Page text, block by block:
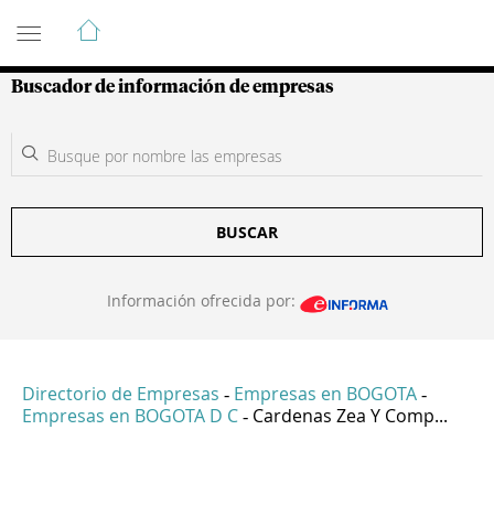
Guía de Empresas Colombianas
Buscador de información de empresas
BUSCAR
Información ofrecida por:
Directorio de Empresas - Empresas en BOGOTA -
Empresas en BOGOTA D C - Cardenas Zea Y Comp...